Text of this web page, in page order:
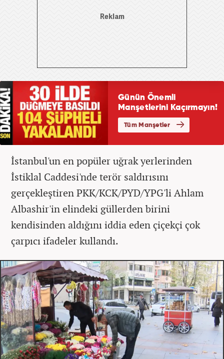
İstanbul'un en popüler uğrak yerlerinden
İstiklal Caddesi'nde terör saldırısını
gerçekleştiren PKK/KCK/PYD/YPG'li Ahlam
Albashir'in elindeki güllerden birini
kendisinden aldığını iddia eden çiçekçi çok
çarpıcı ifadeler kullandı.